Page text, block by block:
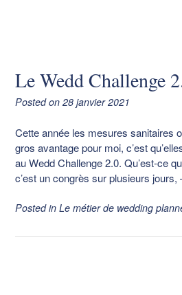
Le Wedd Challenge
Posted on 28 janvier 2021
Cette année les mesures sanitaires
gros avantage pour moi, c’est
au Wedd Challenge 2.0. Qu’est-ce
c’est un congrès sur plusieurs jours,
Posted in Le métier de wedding